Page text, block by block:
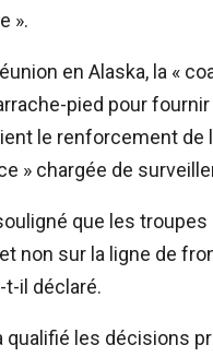
».
en Alaska, la «
pied pour
le renforcement de
» chargée de
que les
non sur la ligne de
t-il déclaré.
qualifié les décisions